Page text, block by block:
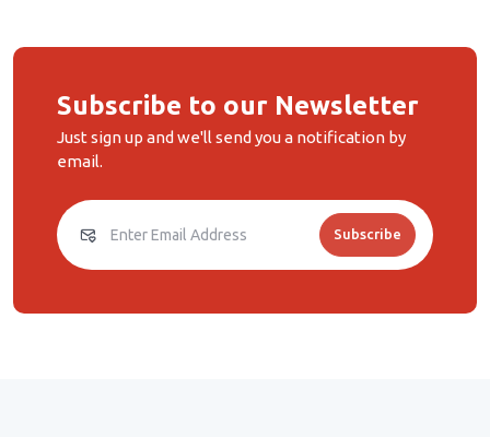
Subscribe to our Newsletter
Just sign up and we'll send you a notification by
email.
Subscribe